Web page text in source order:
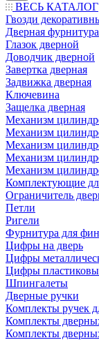
ВЕСЬ КАТАЛОГ
Гвозди
Дверная фурнитура
Глазок дверной
Доводчик дверной
Завертка дверная
Задвижка дверная
Ключевина
Защелка дверная
Механизм
Механизм
Механизм
Механизм
Механизм
Комплектующие
Ограничитель
Петли
Ригели
Фурнитура для
Цифры на дверь
Цифры
Цифры
Шпингалеты
Дверные ручки
Комплекты ручек
Комплекты
Комплекты